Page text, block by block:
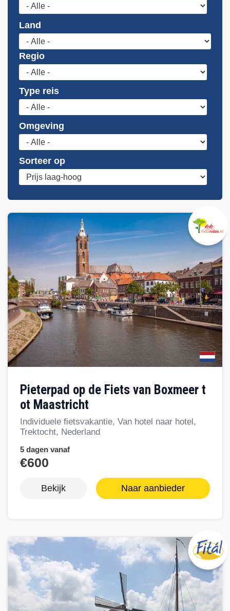
Land
Regio
Type reis
Omgeving
Sorteer op
Pieterpad op de Fiets van Boxmeer t
ot Maastricht
Individuele fietsvakantie, Van hotel naar hotel,
Trektocht, Nederland
5 dagen vanaf
€600
Bekijk Naar aanbieder